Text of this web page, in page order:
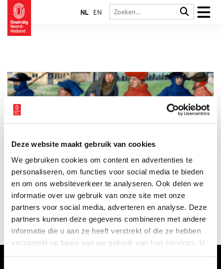
Deze website maakt gebruik van cookies
We gebruiken cookies om content en advertenties te
personaliseren, om functies voor social media te bieden
en om ons websiteverkeer te analyseren. Ook delen we
informatie over uw gebruik van onze site met onze
partners voor social media, adverteren en analyse. Deze
partners kunnen deze gegevens combineren met andere
informatie die u aan ze heeft verstrekt of die ze hebben
verzameld op basis van uw gebruik van hun services. U
NL EN
Tijdens de jaarwisseling in 1999 waren veel mensen bang
voor de ‘millenniumbug’, die wereldwijd voor een crash van
alle computersystemen zou zorgen. Duizend jaar eerder
vreesde men nog veel grotere gevolgen van de
millenniumwisseling. Middeleeuwse christenen dachten dat de
Apocalyps nabij was. Velen reisden naar Jeruzalem, om het
Laatste Oordeel af te wachten in de Heilige Stad.